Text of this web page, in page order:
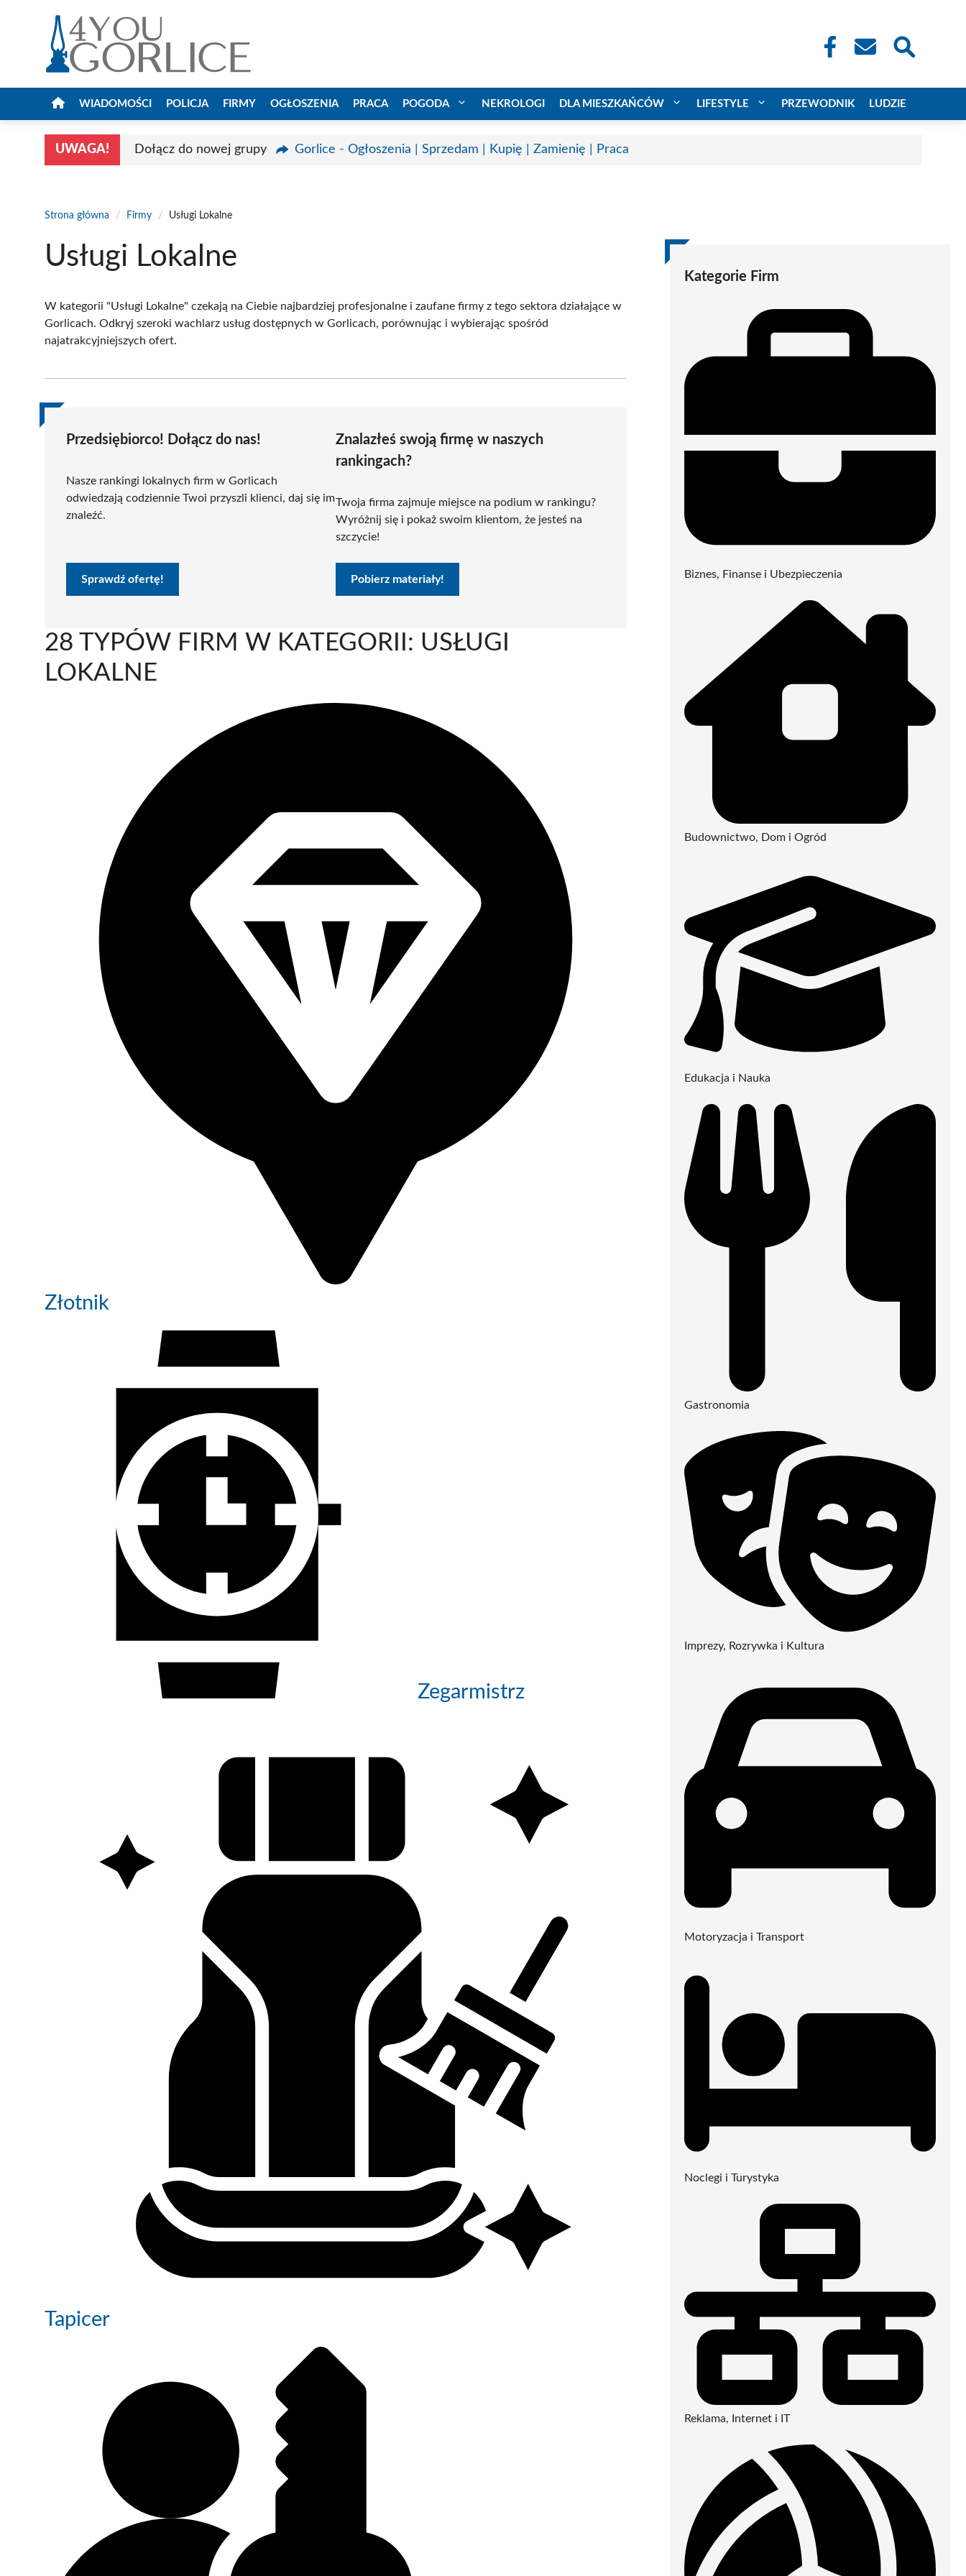
WIADOMOŚCI POLICJA FIRMY OGŁOSZENIA PRACA POGODA NEKROLOGI DLA MIESZKAŃCÓW LIFESTYLE PRZEWODNIK LUDZIE
UWAGA! Dołącz do nowej grupy Gorlice - Ogłoszenia | Sprzedam | Kupię | Zamienię | Praca
Strona główna / Firmy / Usługi Lokalne
Usługi Lokalne
W kategorii "Usługi Lokalne" czekają na Ciebie najbardziej profesjonalne i zaufane firmy z tego sektora działające w
Gorlicach. Odkryj szeroki wachlarz usług dostępnych w Gorlicach, porównując i wybierając spośród
najatrakcyjniejszych ofert.
Przedsiębiorco! Dołącz do nas!
Nasze rankingi lokalnych firm w Gorlicach
odwiedzają codziennie Twoi przyszli klienci, daj się im
znaleźć.
Sprawdź ofertę!
Znalazłeś swoją firmę w naszych
rankingach?
Twoja firma zajmuje miejsce na podium w rankingu?
Wyróżnij się i pokaż swoim klientom, że jesteś na
szczycie!
Pobierz materiały!
28 TYPÓW FIRM W KATEGORII: USŁUGI
LOKALNE
Złotnik
Zegarmistrz
Tapicer
Kategorie Firm
Biznes, Finanse i Ubezpieczenia
Budownictwo, Dom i Ogród
Edukacja i Nauka
Gastronomia
Imprezy, Rozrywka i Kultura
Motoryzacja i Transport
Noclegi i Turystyka
Reklama, Internet i IT